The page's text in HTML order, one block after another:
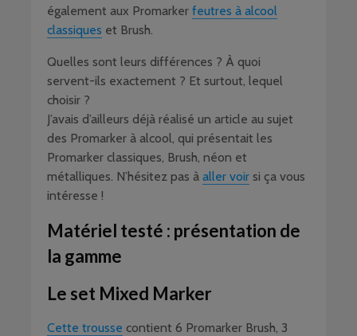
également aux Promarker feutres à alcool
classiques et Brush.
Quelles sont leurs différences ? À quoi
servent-ils exactement ? Et surtout, lequel
choisir ?
J’avais d’ailleurs déjà réalisé un article au sujet
des Promarker à alcool, qui présentait les
Promarker classiques, Brush, néon et
métalliques. N’hésitez pas à aller voir si ça vous
intéresse !
Matériel testé : présentation de
la gamme
Le set Mixed Marker
Cette trousse contient 6 Promarker Brush, 3